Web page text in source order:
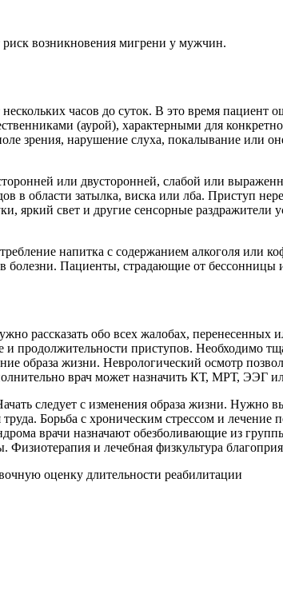
возникновения мигрени у мужчин.
часов до суток. В это время
(аурой), характерными для
зрения, нарушение слуха, покалывание или
или двусторонней, слабой или
в области затылка, виска или лба. Приступ
яркий свет и другие сенсорные раздражители
напитка с содержанием алкоголя или
Пациенты, страдающие от бессонницы
рассказать обо всех жалобах,
и продолжительности приступов. Необходимо
образа жизни. Неврологический осмотр
врач может назначить КТ, МРТ, ЭЭГ
следует с изменения образа жизни. Нужно
Борьба с хроническим стрессом и
врачи назначают обезболивающие из
Физиотерапия и лечебная физкультура
оценку длительности реабилитации